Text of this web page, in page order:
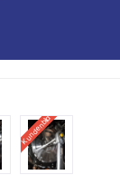
Kundenbild